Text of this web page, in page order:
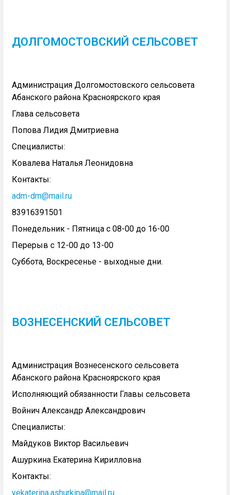
ДОЛГОМОСТОВСКИЙ СЕЛЬСОВЕТ
Администрация Долгомостовского сельсовета
Абанского района Красноярского края
Глава сельсовета
Попова Лидия Дмитриевна
Специалисты:
Ковалева Наталья Леонидовна
Контакты:
adm-dm@mail.ru
83916391501
Понедельник - Пятница с 08-00 до 16-00
Перерыв с 12-00 до 13-00
Суббота, Воскресенье - выходные дни.
ВОЗНЕСЕНСКИЙ СЕЛЬСОВЕТ
Администрация Вознесенского сельсовета
Абанского района Красноярского края
Исполняющий обязанности Главы сельсовета
Войнич Александр Александрович
Специалисты:
Майдуков Виктор Васильевич
Ашуркина Екатерина Кирилловна
Контакты:
yekaterina.ashurkina@mail.ru